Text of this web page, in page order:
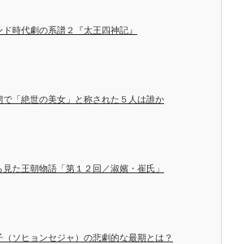
ド時代劇の系譜２『太王四神記』
で「絶世の美女」と称された５人は誰か
見た王朝物語「第１２回／淑嬪・崔氏」
（ソヒョンセジャ）の悲劇的な最期とは？